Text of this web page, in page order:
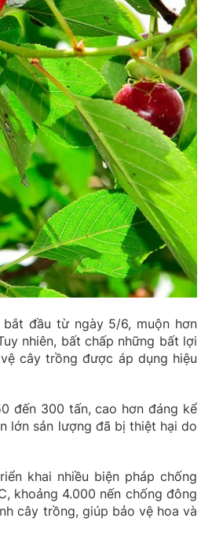
đầu từ ngày 5/6, muộn hơn
nhiên, bất chấp những bất lợi
cây trồng được áp dụng hiệu
đến 300 tấn, cao hơn đáng kể
lớn sản lượng đã bị thiệt hại do
khai nhiều biện pháp chống
khoảng 4.000 nến chống đông
cây trồng, giúp bảo vệ hoa và